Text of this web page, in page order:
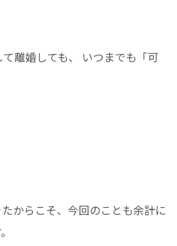
離婚しても、 いつまでも「可
からこそ、今回のことも余計に